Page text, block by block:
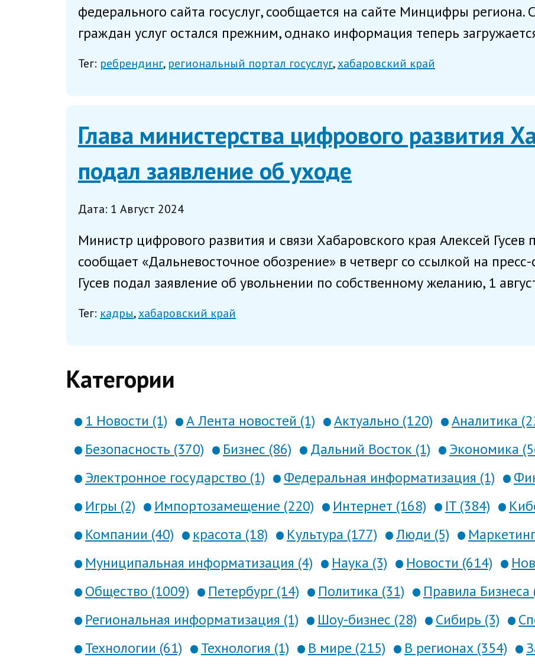
федерального сайта госуслуг, сообщается на сайте Минцифры региона.
граждан услуг остался прежним, однако информация теперь
Тег: ребрендинг региональный портал госуслуг хабаровский край
Глава министерства цифрового развития
подал заявление об уходе
Дата: 1 Август 2024
Министр цифрового развития и связи Хабаровского края Алексей Гусев
сообщает «Дальневосточное обозрение» в четверг со ссылкой на
Гусев подал заявление об увольнении по собственному желанию, 1
Тег: кадры хабаровский край
Категории
1 Новости (1) А Лента новостей (1) Актуально (120) Аналитика
Безопасность (370)
Бизнес (86) Дальний Восток (1)
Экономика
Электронное государство (1)
Федеральная информатизация (1)
Игры (2)
Импортозамещение (220) Интернет (168) IT (384)
Компании (40)
красота (18) Культура (177) Люди (5)
Муниципальная информатизация (4)
Наука (3) Новости (614)
Общество (1009)
Петербург (14) Политика (31) Правила Бизнеса
Региональная информатизация (1)
Шоу-бизнес (28) Сибирь (3)
Технологии (61)
Технология (1) В мире (215) В регионах (354)